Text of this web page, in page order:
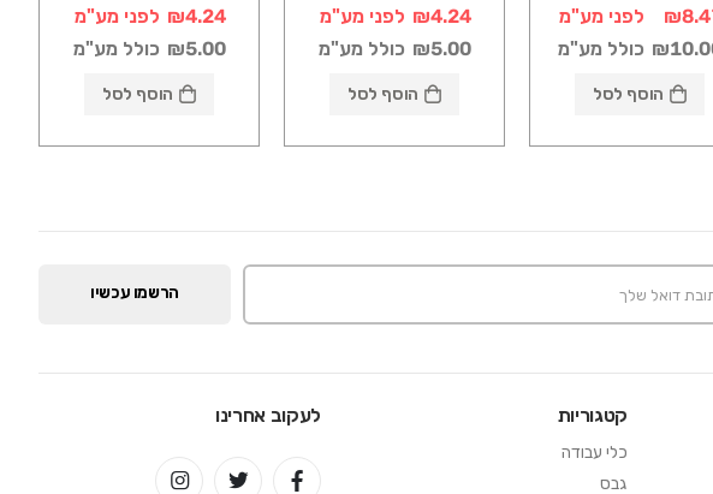
לפני מע"מ
כולל מע"מ
הוסף לסל
₪4.24 לפני מע"מ
₪5.00 כולל מע"מ
הוסף לסל
₪4.24 לפני מע"מ
₪5.00 כולל מע"מ
הוסף לסל
הרשמו עכשיו
קטגוריות
כלי עבודה
גבס
לעקוב אחרינו